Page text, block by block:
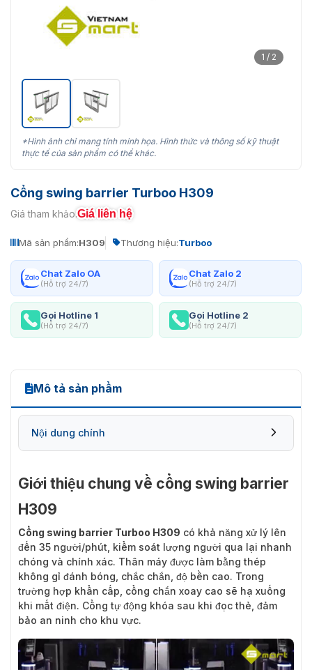
1 / 2
*Hình ảnh chỉ mang tính minh họa. Hình thức và thông số kỹ thuật
thực tế của sản phẩm có thể khác.
Cổng swing barrier Turboo H309
Giá tham khảo:Giá liên hệ
Mã sản phẩm:H309 Thương hiệu:Turboo
Chat Zalo OA
(Hỗ trợ 24/7)
Chat Zalo 2
(Hỗ trợ 24/7)
Gọi Hotline 1
(Hỗ trợ 24/7)
Gọi Hotline 2
(Hỗ trợ 24/7)
Mô tả sản phẩm
Nội dung chính
Giới thiệu chung về cổng swing barrier
H309
Cổng swing barrier Turboo H309 có khả năng xử lý lên
đến 35 người/phút, kiểm soát lượng người qua lại nhanh
chóng và chính xác. Thân máy được làm bằng thép
không gỉ đánh bóng, chắc chắn, độ bền cao. Trong
trường hợp khẩn cấp, cổng chắn xoay cao sẽ hạ xuống
khi mất điện. Cổng tự động khóa sau khi đọc thẻ, đảm
bảo an ninh cho khu vực.